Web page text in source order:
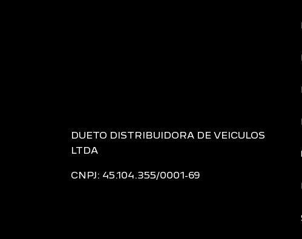
DUETO DISTRIBUIDORA DE VEICULOS
LTDA
CNPJ: 45.104.355/0001-69